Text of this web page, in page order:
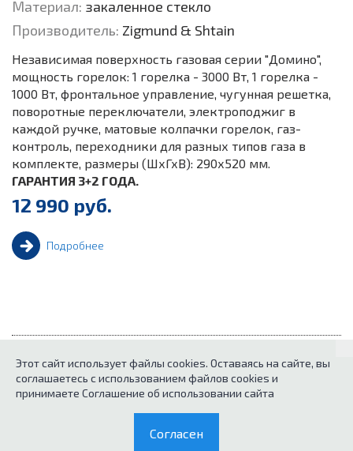
Материал: закаленное стекло
Производитель: Zigmund & Shtain
Независимая поверхность газовая серии "Домино",
мощность горелок: 1 горелка - 3000 Вт, 1 горелка -
1000 Вт, фронтальное управление, чугунная решетка,
поворотные переключатели, электроподжиг в
каждой ручке, матовые колпачки горелок, газ-
контроль, переходники для разных типов газа в
комплекте, размеры (ШхГхВ): 290х520 мм.
ГАРАНТИЯ 3+2 ГОДА.
12 990 руб.
Подробнее
1 ... 3 4 5 6
... 37
Этот сайт использует файлы cookies. Оставаясь на сайте, вы
соглашаетесь с использованием файлов cookies и
принимаете Соглашение об использовании сайта
Согласен